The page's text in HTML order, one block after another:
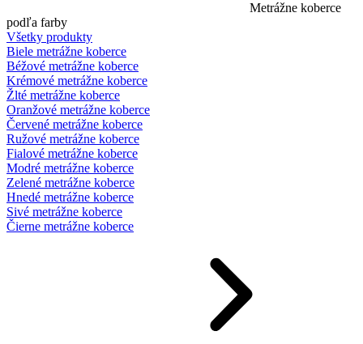
Metrážne koberce
podľa farby
Všetky produkty
Biele metrážne koberce
Béžové metrážne koberce
Krémové metrážne koberce
Žlté metrážne koberce
Oranžové metrážne koberce
Červené metrážne koberce
Ružové metrážne koberce
Fialové metrážne koberce
Modré metrážne koberce
Zelené metrážne koberce
Hnedé metrážne koberce
Sivé metrážne koberce
Čierne metrážne koberce